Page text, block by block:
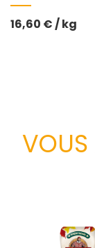
16,60 € / kg
VOUS